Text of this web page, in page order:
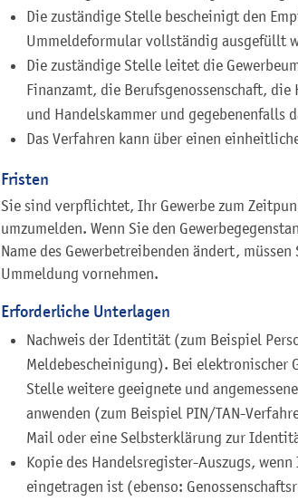
Die zuständige Stelle bescheinigt den
Ummeldeformular vollständig ausgefüllt
Die zuständige Stelle leitet die
Finanzamt, die Berufsgenossenschaft,
und Handelskammer und gegebenenfalls
Das Verfahren kann über einen
Fristen
Sie sind verpflichtet, Ihr Gewerbe zum
umzumelden. Wenn Sie den
Name des Gewerbetreibenden ändert,
Ummeldung vornehmen.
Erforderliche Unterlagen
Nachweis der Identität (zum Beispiel
Meldebescheinigung). Bei elektronischer
Stelle weitere geeignete und
anwenden (zum Beispiel PIN/TAN-
Mail oder eine Selbsterklärung zur
Kopie des Handelsregister-Auszugs,
eingetragen ist (ebenso: